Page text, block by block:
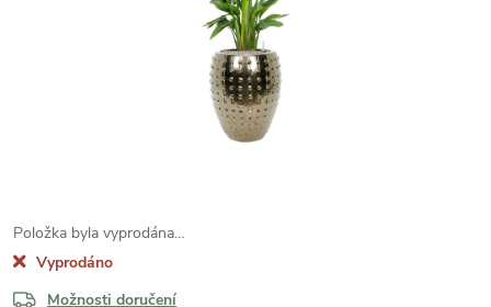
Položka byla vyprodána…
Vyprodáno
Možnosti doručení